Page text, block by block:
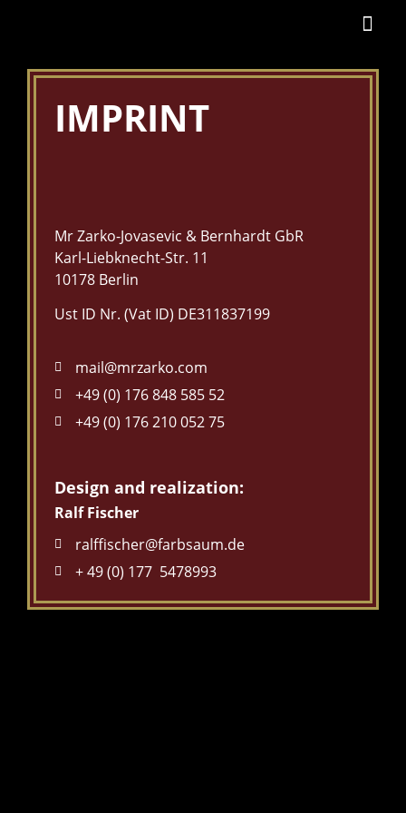
IMPRINT
Mr Zarko-Jovasevic & Bernhardt GbR
Karl-Liebknecht-Str. 11
10178 Berlin
Ust ID Nr. (Vat ID) DE311837199
mail@mrzarko.com
+49 (0) 176 848 585 52
+49 (0) 176 210 052 75
Design and realization:
Ralf Fischer
ralffischer@farbsaum.de
+ 49 (0) 177 5478993